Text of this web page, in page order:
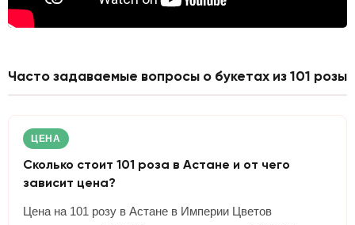
Часто задаваемые вопросы о букетах из 101 розы
ЦЕНА
Сколько стоит 101 роза в Астане и от чего
зависит цена?
Цена на 101 розу в Астане в Империи Цветов